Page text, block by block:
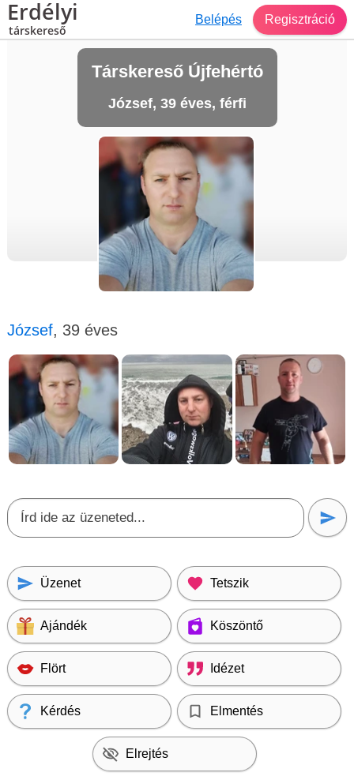
Erdélyi
társkereső
Belépés Regisztráció
Társkereső Újfehértó
József, 39 éves, férfi
József, 39 éves
Üzenet Tetszik
Ajándék Köszöntő
Flört Idézet
Kérdés Elmentés
Elrejtés